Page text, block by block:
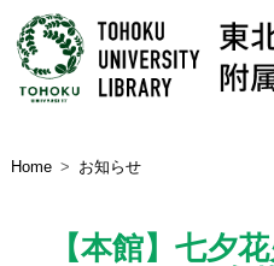
Home お知らせ
【本館】七夕